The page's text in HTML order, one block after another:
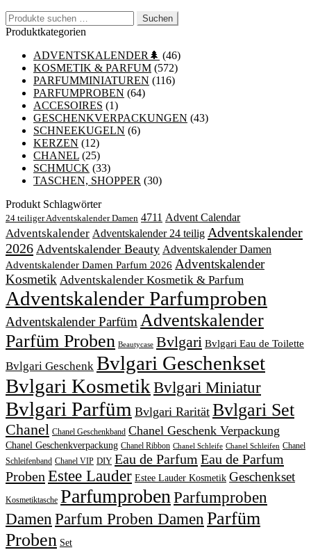
sortiert
Suchen
nach:
Suchen
Produktkategorien
ADVENTSKALENDER🌲 (46)
KOSMETIK & PARFUM (572)
PARFUMMINIATUREN (116)
PARFUMPROBEN (64)
ACCESOIRES (1)
GESCHENKVERPACKUNGEN (43)
SCHNEEKUGELN (6)
KERZEN (12)
CHANEL (25)
SCHMUCK (33)
TASCHEN, SHOPPER (30)
Produkt Schlagwörter
24 teiliger Adventskalender Damen 4711 Advent Calendar
Adventskalender Adventskalender 24 teilig Adventskalender
2026 Adventskalender Beauty Adventskalender Damen
Adventskalender Damen Parfum 2026 Adventskalender
Kosmetik Adventskalender Kosmetik & Parfum
Adventskalender Parfumproben
Adventskalender Parfüm Adventskalender
Parfüm Proben Beautycase Bvlgari Bvlgari Eau de Toilette
Bvlgari Geschenk Bvlgari Geschenkset
Bvlgari KosmetikBvlgari Miniatur
Bvlgari Parfüm Bvlgari Rarität Bvlgari Set
Chanel Chanel Geschenkband Chanel Geschenk Verpackung
Chanel Geschenkverpackung Chanel Ribbon Chanel Schleife Chanel Schleifen Chanel
Schleifenband Chanel VIP DIY Eau de Parfum Eau de Parfum
Proben Estee Lauder Estee Lauder Kosmetik Geschenkset
Kosmetiktasche Parfumproben Parfumproben
Damen Parfum Proben Damen Parfüm
Proben Set